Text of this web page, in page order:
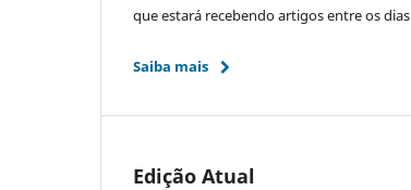
que estará recebendo artigos entre os dias
Saiba mais
Edição Atual